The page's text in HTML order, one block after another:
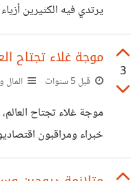
التي تنتشر في
بالجديدة، ومن الطبيعي
الإنتاج
يرتدي فيه الكثيرين
الرعب والأشباح،
بالإضافة إلى بيوت
يقطين مجوفة وقشرتها
31أكتوبر هو آخر أيام الصيفية، وبدء أيام
3
موجة غلاء تجتاح
قبل 5 سنوات المال
موجة غلاء تجتاح
خبراء ومراقبون
آخرين توقعوا حصول